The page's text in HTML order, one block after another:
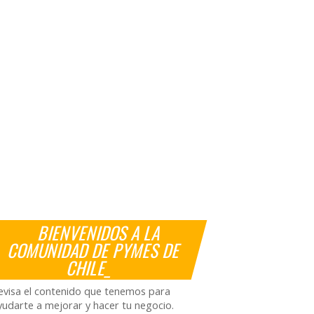
BIENVENIDOS A LA
COMUNIDAD DE PYMES DE
CHILE_
el contenido que tenemos para
a mejorar y hacer tu negocio.